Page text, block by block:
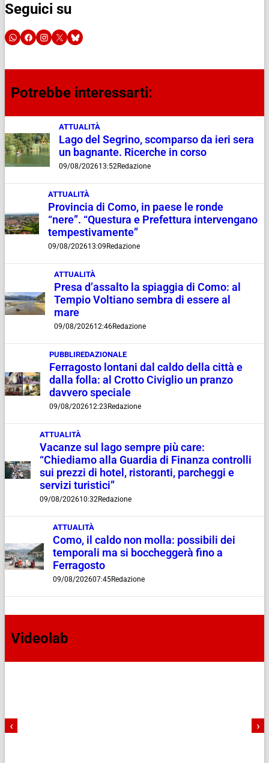
Seguici su
Potrebbe interessarti:
ATTUALITÀ
Lago del Segrino, scomparso da ieri sera
un bagnante. Ricerche in corso
09/08/202613:52Redazione
ATTUALITÀ
Provincia di Como, in paese le ronde
“nere”. “Questura e Prefettura intervengano
tempestivamente”
09/08/202613:09 Redazione
ATTUALITÀ
Presa d’assalto la spiaggia di Como: al
Tempio Voltiano sembra di essere al
mare
09/08/202612:46Redazione
PUBBLIREDAZIONALE
Ferragosto lontani dal caldo della città e
dalla folla: al Crotto Civiglio un pranzo
davvero speciale
09/08/202612:23 Redazione
ATTUALITÀ
Vacanze sul lago sempre più care:
“Chiediamo alla Guardia di Finanza controlli
sui prezzi di hotel, ristoranti, parcheggi e
servizi turistici”
09/08/202610:32Redazione
ATTUALITÀ
Como, il caldo non molla: possibili dei
temporali ma si boccheggerà fino a
Ferragosto
09/08/202607:45Redazione
Videolab
‹ ›